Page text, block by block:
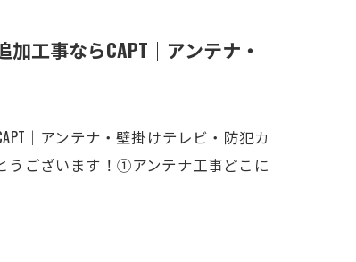
工事ならCAPT｜アンテナ・
｜アンテナ・壁掛けテレビ・防犯カ
うございます！①アンテナ工事どこに